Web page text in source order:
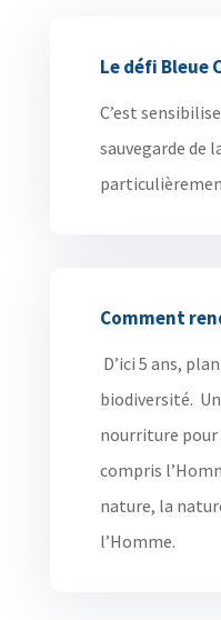
Le défi Bleue
C’est
sauvegarde de
Comment
D’ici 5 ans,
biodiversité.
nourriture pour
compris
nature, la
l’Homme.